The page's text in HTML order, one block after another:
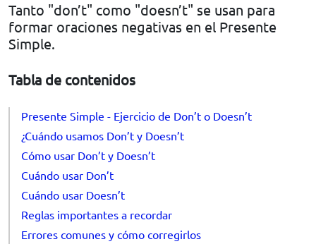
Tanto "don’t" como "doesn’t" se usan para
formar oraciones negativas en el Presente
Simple.
Tabla de contenidos
Presente Simple - Ejercicio de Don’t o Doesn’t
¿Cuándo usamos Don’t y Doesn’t
Cómo usar Don’t y Doesn’t
Cuándo usar Don’t
Cuándo usar Doesn’t
Reglas importantes a recordar
Errores comunes y cómo corregirlos